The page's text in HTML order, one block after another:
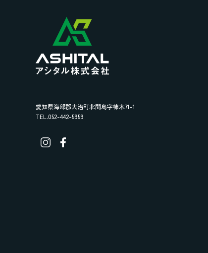
愛知県海部郡大治町北間島字柿木71-1
TEL.052-442-5959